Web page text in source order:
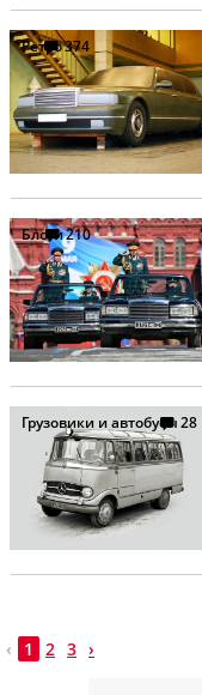
Ретро374
Блоги210
Грузовики и автобусы28
‹ 1 2 3 ›